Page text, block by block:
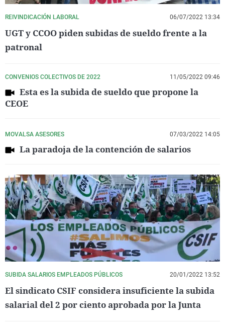
REIVINDICACIÓN LABORAL 06/07/2022 13:34
UGT y CCOO piden subidas de sueldo frente a la
patronal
CONVENIOS COLECTIVOS DE 2022 11/05/2022 09:46
Esta es la subida de sueldo que propone la
CEOE
MOVALSA ASESORES 07/03/2022 14:05
La paradoja de la contención de salarios
SUBIDA SALARIOS EMPLEADOS PÚBLICOS 20/01/2022 13:52
El sindicato CSIF considera insuficiente la subida
salarial del 2 por ciento aprobada por la Junta